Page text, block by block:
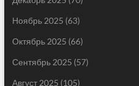
Ноябрь 2025 (63)
Октябрь 2025 (66)
Сентябрь 2025 (57)
Август 2025 (105)